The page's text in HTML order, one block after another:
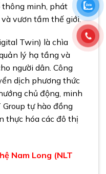
minh, phát
vươn tầm thế giới.
Twin) là chìa
lý hạ tầng và
người dân. Công
dịch phương thức
chủ động, minh
tự hào đồng
thực hóa các đô thị
Nam Long (NLT